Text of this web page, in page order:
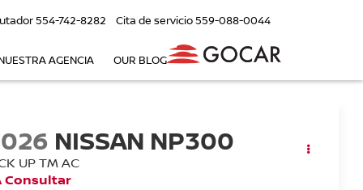
554-742-8282 Cita de servicio559-088-0044
AGENCIA OUR BLOG
NISSAN NP300
UP TM AC
Consultar